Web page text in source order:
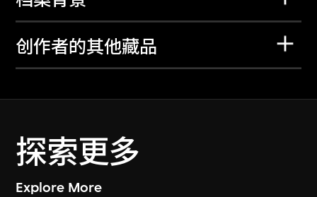
创作者的其他藏品
探索更多
Explore More